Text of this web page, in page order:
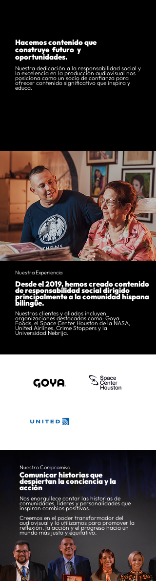
Hacemos contenido que
construye futuro y
oportunidades.
Nuestra dedicación a la responsabilidad social y
la excelencia en la producción audiovisual nos
posiciona como un socio de confianza para
ofrecer contenido significativo que inspira y
educa.
Nuestra Experiencia
Desde el 2019, hemos creado contenido
de responsabilidad social dirigido
principalmente a la comunidad hispana
bilingüe.
Nuestros clientes y aliados incluyen
organizaciones destacadas como: Goya
Foods, el Space Center Houston de la NASA,
United Airlines, Crime Stoppers y la
Universidad Nebrija.
Nuestro Compromiso
Comunicar historias que
despiertan la conciencia y la
acción
Nos enorgullece contar las historias de
comunidades, líderes y personalidades que
inspiran cambios positivos.
Creemos en el poder transformador del
audiovisual y lo utilizamos para promover la
reflexión, la acción y el progreso hacia un
mundo más justo y equitativo.